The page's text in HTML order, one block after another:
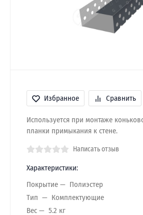
Избранное Сравнить
Используется при монтаже
планки примыкания к стене.
Написать отзыв
Характеристики:
Покрытие
Полиэстер
Тип
Комплектующие
Вес
5.2 кг